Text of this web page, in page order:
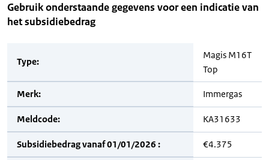
Gebruik onderstaande gegevens voor een indicatie van
het subsidiebedrag
Type:
Magis M16T
Top
Merk: Immergas
Meldcode: KA31633
Subsidiebedrag vanaf 01/01/2026 : €4.375